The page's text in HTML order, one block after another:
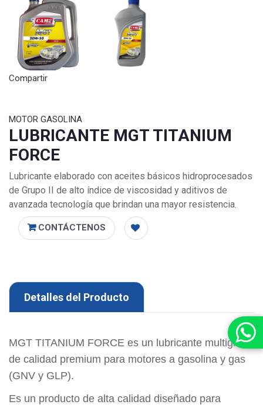
Compartir
MOTOR GASOLINA
LUBRICANTE MGT TITANIUM
FORCE
Lubricante elaborado con aceites básicos hidroprocesados
de Grupo II de alto índice de viscosidad y aditivos de
avanzada tecnología que brindan una mayor resistencia.
CONTÁCTENOS
Detalles del Producto
MGT TITANIUM FORCE es un lubricante multigrado
de calidad premium para motores a gasolina y gas
(GNV y GLP).
Es un producto de alta calidad diseñado para